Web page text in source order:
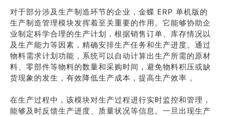
对于部分涉及生产制造环节的企业，金蝶 ERP 单机版的
生产制造管理模块发挥着至关重要的作用。它能够协助企
业制定科学合理的生产计划，根据销售订单、库存情况以
及生产能力等因素，精确安排生产任务和生产进度。通过
物料需求计划功能，系统可以自动计算出生产所需的原材
料、零部件等物料的数量和采购时间，避免物料积压或缺
货现象的发生，有效降低生产成本，提高生产效率 。
在生产过程中，该模块对生产过程进行实时监控和管理，
能够及时反馈生产进度、质量状况等信息。一旦出现生产